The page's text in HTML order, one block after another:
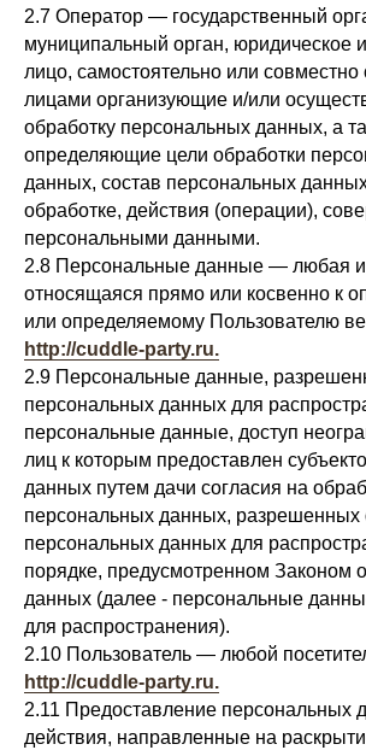
2.7 Оператор — государственный
муниципальный орган, юридическое
лицо, самостоятельно или совместно
лицами организующие и/или
обработку персональных данных, а
определяющие цели обработки
данных, состав персональных
обработке, действия (операции),
персональными данными.
2.8 Персональные данные — любая
относящаяся прямо или косвенно к
или определяемому Пользователю
http://cuddle-party.ru.
2.9 Персональные данные,
персональных данных для
персональные данные, доступ
лиц к которым предоставлен
данных путем дачи согласия на
персональных данных, разрешенных
персональных данных для
порядке, предусмотренном Законом
данных (далее - персональные
для распространения).
2.10 Пользователь — любой
http://cuddle-party.ru.
2.11 Предоставление персональных
действия, направленные на